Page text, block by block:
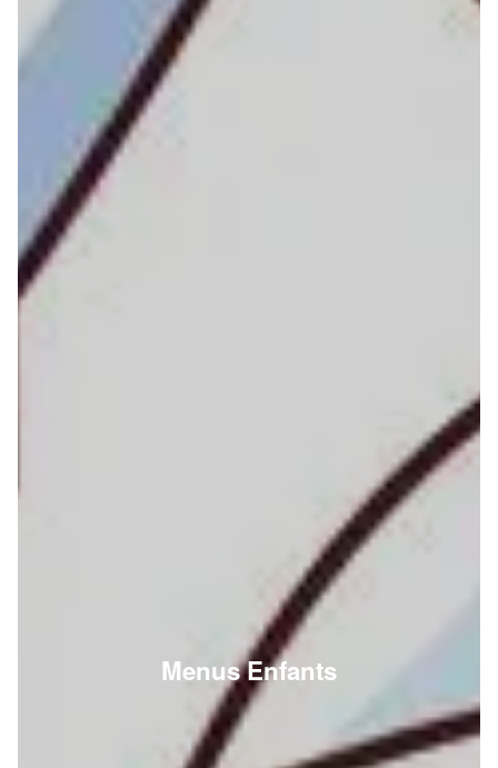
Menus Enfants